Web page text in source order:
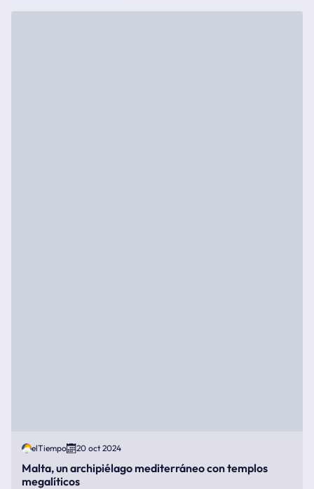
elTiempo 20 oct 2024
Malta, un archipiélago mediterráneo con templos
megalíticos